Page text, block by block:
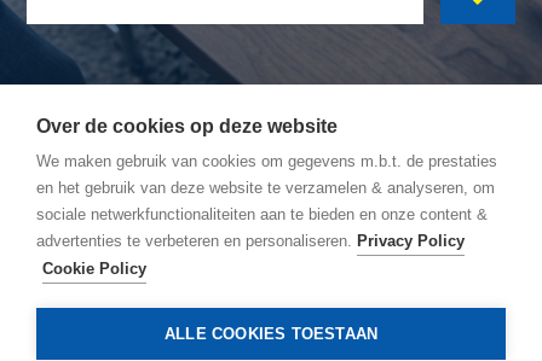
CIBOR GROEP- Ambachtsstraat 7 - 2450 Meerhout
Wegbeschrijving
Algemene Voorwaarden
Cookie policy
Over de cookies op deze website
We maken gebruik van cookies om gegevens m.b.t. de prestaties
en het gebruik van deze website te verzamelen & analyseren, om
sociale netwerkfunctionaliteiten aan te bieden en onze content &
advertenties te verbeteren en personaliseren. Privacy Policy
Cookie Policy
ALLE COOKIES TOESTAAN